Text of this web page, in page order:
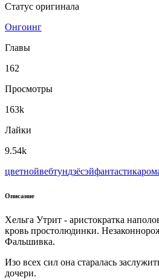
Статус оригинала
Онгоинг
Главы
162
Просмотры
163k
Лайки
9.54k
цветнойвeбтундзёсэйфантастика
Описание
Хельга Утрит - аристократка
кровь простолюдинки.
Фальшивка.
Изо всех сил она старалась
дочери.